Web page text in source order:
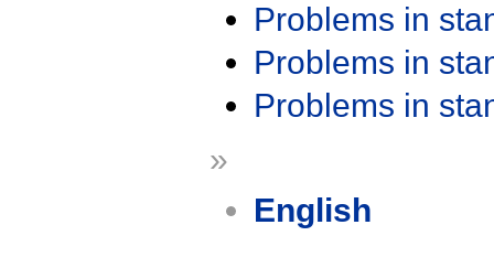
Problems in
Problems in
Problems in
»
English